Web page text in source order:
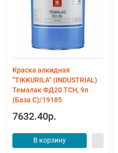
Краска алкидная
"TIKKURILA" (INDUSTRIAL)
Темалак ФД20 TСH, 9л
(База С)/19185
7632.40р.
В корзину